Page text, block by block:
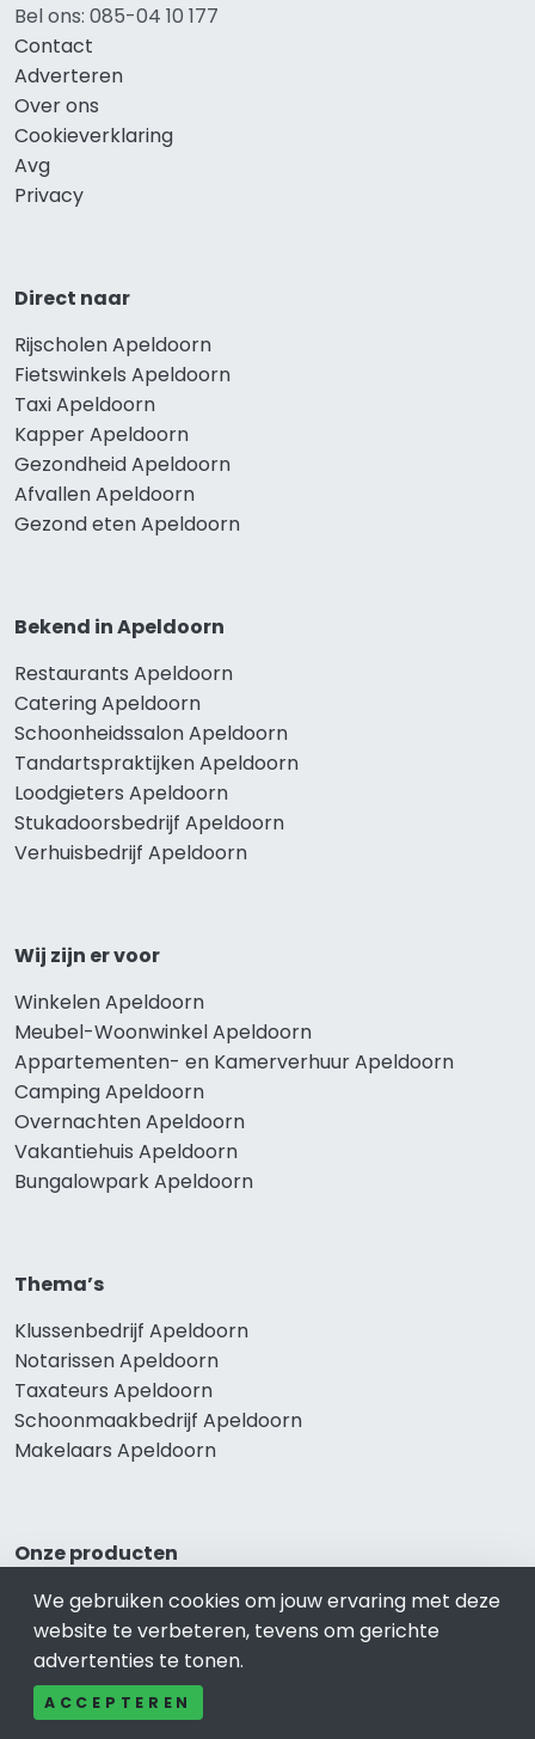
Bel ons: 085-04 10 177
Contact
Adverteren
Over ons
Cookieverklaring
Avg
Privacy
Direct naar
Rijscholen Apeldoorn
Fietswinkels Apeldoorn
Taxi Apeldoorn
Kapper Apeldoorn
Gezondheid Apeldoorn
Afvallen Apeldoorn
Gezond eten Apeldoorn
Bekend in Apeldoorn
Restaurants Apeldoorn
Catering Apeldoorn
Schoonheidssalon Apeldoorn
Tandartspraktijken Apeldoorn
Loodgieters Apeldoorn
Stukadoorsbedrijf Apeldoorn
Verhuisbedrijf Apeldoorn
Wij zijn er voor
Winkelen Apeldoorn
Meubel-Woonwinkel Apeldoorn
Appartementen- en Kamerverhuur Apeldoorn
Camping Apeldoorn
Overnachten Apeldoorn
Vakantiehuis Apeldoorn
Bungalowpark Apeldoorn
Thema’s
Klussenbedrijf Apeldoorn
Notarissen Apeldoorn
Taxateurs Apeldoorn
Schoonmaakbedrijf Apeldoorn
Makelaars Apeldoorn
Onze producten
Keuken Apeldoorn
Vca Apeldoorn
Kledingwinkel Apeldoorn
Website laten maken Apeldoorn
Sportschool Apeldoorn
We gebruiken cookies om jouw ervaring met deze
website te verbeteren, tevens om gerichte
advertenties te tonen.
ACCEPTEREN